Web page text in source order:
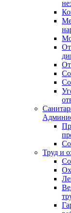
Труд и